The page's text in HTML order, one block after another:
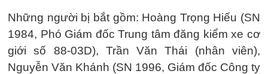
Những người bị bắt gồm: Hoàng Trọng Hiếu (SN
1984, Phó Giám đốc Trung tâm đăng kiểm xe cơ
giới số 88-03D), Trần Văn Thái (nhân viên),
Nguyễn Văn Khánh (SN 1996, Giám đốc Công ty